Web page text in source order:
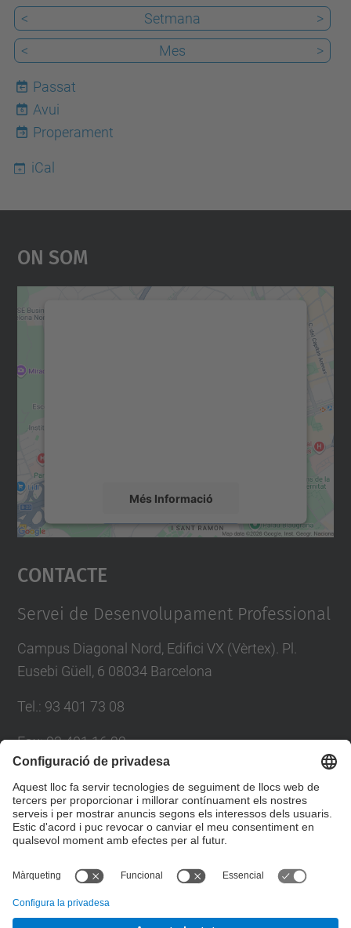
<
Setmana
>
<
Mes >
Passat
6
Avui
Properament
iCal
On Som
Més Informació
Accepta
powered by
Contacte
Servei de Desenvolupament Professional
Campus Diagonal Nord, Edifici VX (Vèrtex). Pl.
Eusebi Güell, 6 08034 Barcelona
Tel. : 93 401 73 08
Fax:93 401 16 22
Directori UPC
Formulari de contacte